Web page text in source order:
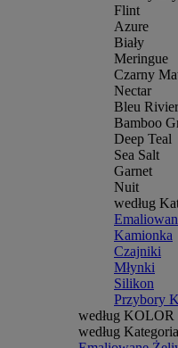
Flint
Azure
Biały
Meringue
Czarny
Nectar
Bleu
Bamboo
Deep Teal
Sea Salt
Garnet
Nuit
według
Kamionka
Czajniki
Młynki
Silikon
Przybory
według KOLOR
według Kategoria